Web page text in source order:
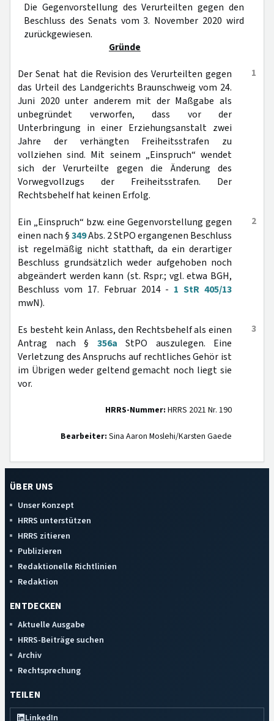
Die Gegenvorstellung des Verurteilten gegen den
Beschluss des Senats vom 3. November 2020 wird
zurückgewiesen.
Gründe
1
Der Senat hat die Revision des Verurteilten gegen
das Urteil des Landgerichts Braunschweig vom 24.
Juni 2020 unter anderem mit der Maßgabe als
unbegründet verworfen, dass vor der
Unterbringung in einer Erziehungsanstalt zwei
Jahre der verhängten Freiheitsstrafen zu
vollziehen sind. Mit seinem „Einspruch“ wendet
sich der Verurteilte gegen die Änderung des
Vorwegvollzugs der Freiheitsstrafen. Der
Rechtsbehelf hat keinen Erfolg.
2
Ein „Einspruch“ bzw. eine Gegenvorstellung gegen
einen nach §349Abs. 2 StPO ergangenen Beschluss
ist regelmäßig nicht statthaft, da ein derartiger
Beschluss grundsätzlich weder aufgehoben noch
abgeändert werden kann (st. Rspr.; vgl. etwa BGH,
Beschluss vom 17. Februar 2014 - 1 StR 405/13
mwN).
3
Es besteht kein Anlass, den Rechtsbehelf als einen
Antrag nach § 356a StPO auszulegen. Eine
Verletzung des Anspruchs auf rechtliches Gehör ist
im Übrigen weder geltend gemacht noch liegt sie
vor.
HRRS-Nummer: HRRS 2021 Nr. 190
Bearbeiter: Sina Aaron Moslehi/Karsten Gaede
ÜBER UNS
Unser Konzept
HRRS unterstützen
HRRS zitieren
Publizieren
Redaktionelle Richtlinien
Redaktion
ENTDECKEN
Aktuelle Ausgabe
HRRS-Beiträge suchen
Archiv
Rechtsprechung
TEILEN
LinkedIn